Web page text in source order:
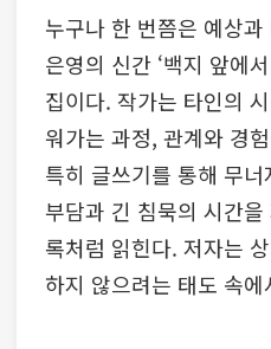
누구나 한 번쯤은 예상
은영의 신간 ‘백지 앞에
집이다. 작가는 타인의
워가는 과정, 관계와 경
특히 글쓰기를 통해 무
부담과 긴 침묵의 시간
록처럼 읽힌다. 저자는
하지 않으려는 태도 속